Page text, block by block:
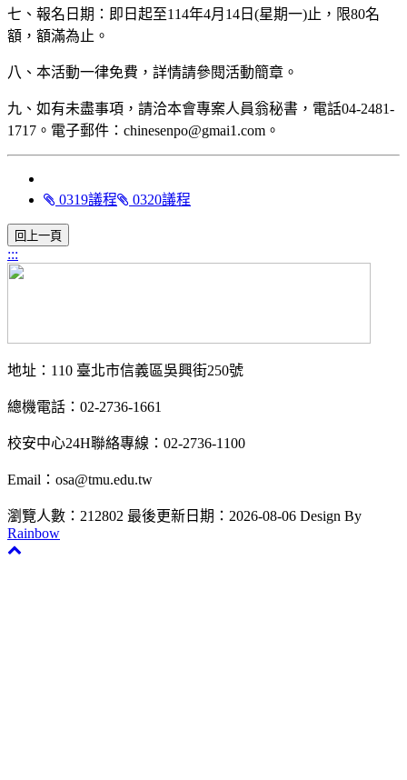
七、報名日期：即日起至114年4月14日(星期一)止，限80名
額，額滿為止。
八、本活動一律免費，詳情請參閱活動簡章。
九、如有未盡事項，請洽本會專案人員翁秘書，電話04-2481-
1717。電子郵件：chinesenpo@gmai1.com。
0319議程 0320議程
:::
地址：110 臺北市信義區吳興街250號
總機電話：02-2736-1661
校安中心24H聯絡專線：02-2736-1100
Email：osa@tmu.edu.tw
瀏覽人數：212802 最後更新日期：2026-08-06 Design By
Rainbow